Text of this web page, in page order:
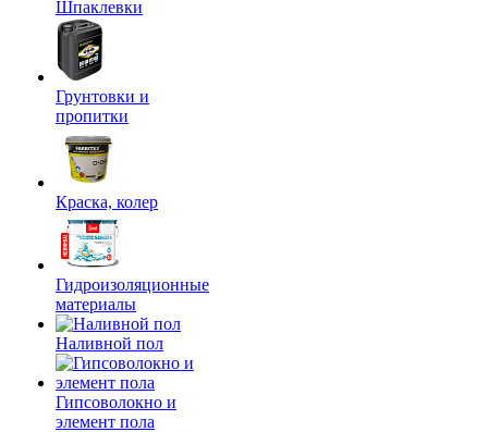
Шпаклевки
Грунтовки и
пропитки
Краска, колер
Гидроизоляционные
материалы
Наливной пол
Гипсоволокно и
элемент пола